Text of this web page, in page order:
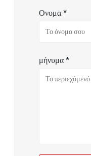
Ονομα *
μήνυμα *